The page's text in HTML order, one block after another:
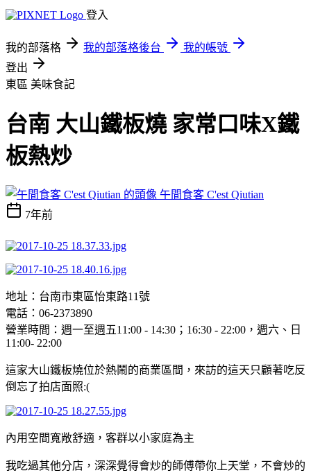
登入
我的部落格 我的部落格後台
我的帳號
登出
東區 美味食記
台南 大山鐵板燒 家常口味X鐵
板熱炒
午間食客 C'est Qiutian
7年前
地址：台南市東區怡東路11號
電話：06-2373890
營業時間：週一至週五11:00 - 14:30；16:30 - 22:00，週六、日
11:00- 22:00
這家大山鐵板燒位於熱鬧的商業區間，來訪的這天只顧著吃反
倒忘了拍店面照:(
內用空間寬敞舒適，客群以小家庭為主
我吃過其他分店，深深覺得會炒的師傅帶你上天堂，不會炒的